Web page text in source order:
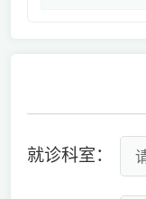
就诊科室：